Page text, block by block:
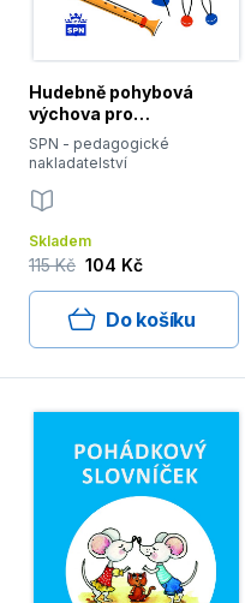
Hudebně pohybová
výchova pro
předškoláky, učebnice
SPN - pedagogické
nakladatelství
Skladem
115 Kč 104 Kč
Do košíku